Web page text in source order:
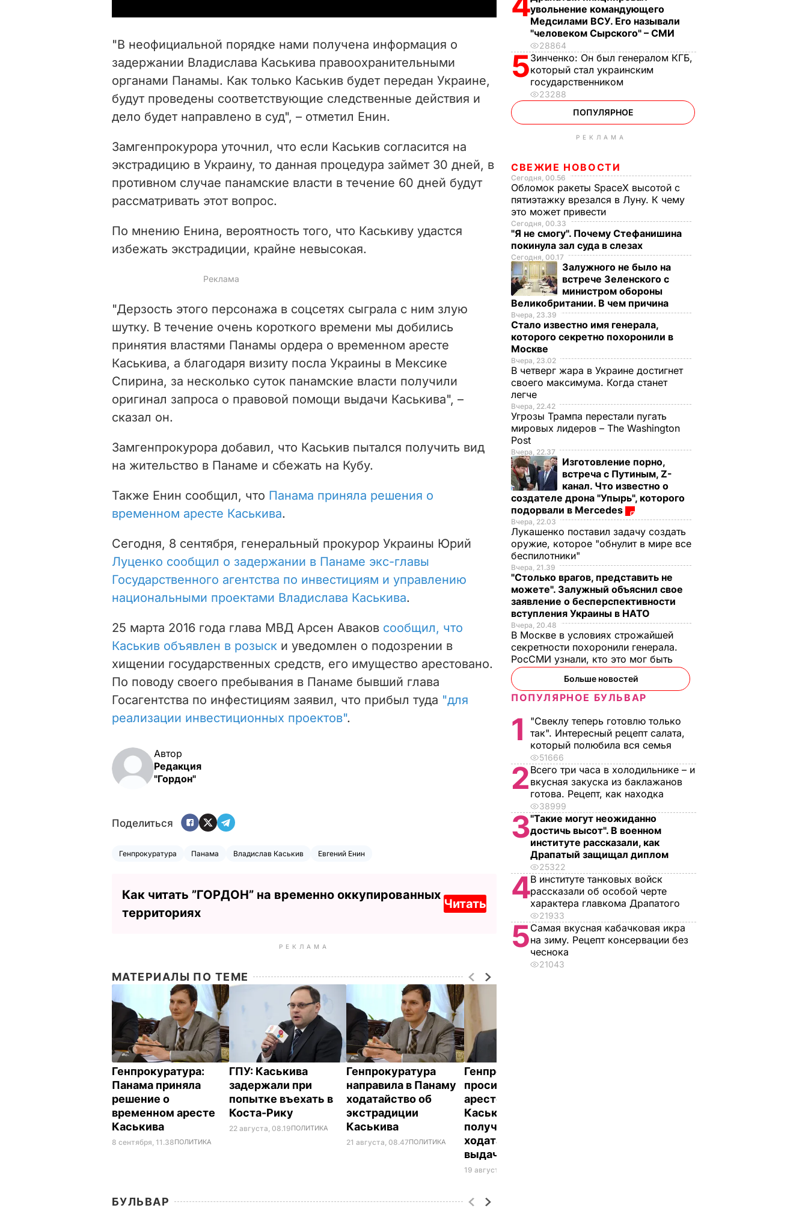
i
d
e
o
"В неофициальной порядке нами получена информация о
задержании Владислава Каськива правоохранительными
органами Панамы. Как только Каськив будет передан Украине,
будут проведены соответствующие следственные действия и
дело будет направлено в суд", – отметил Енин.
Замгенпрокурора уточнил, что если Каськив согласится на
экстрадицию в Украину, то данная процедура займет 30 дней, в
противном случае панамские власти в течение 60 дней будут
рассматривать этот вопрос.
По мнению Енина, вероятность того, что Каськиву удастся
избежать экстрадиции, крайне невысокая.
"Дерзость этого персонажа в соцсетях сыграла с ним злую
шутку. В течение очень короткого времени мы добились
принятия властями Панамы ордера о временном аресте
Каськива, а благодаря визиту посла Украины в Мексике
Спирина, за несколько суток панамские власти получили
оригинал запроса о правовой помощи выдачи Каськива", –
сказал он.
Замгенпрокурора добавил, что Каськив пытался получить вид
на жительство в Панаме и сбежать на Кубу.
Также Енин сообщил, что Панама приняла решения о
временном аресте Каськива.
Сегодня, 8 сентября, генеральный прокурор Украины Юрий
Луценко сообщил о задержании в Панаме экс-главы
Государственного агентства по инвестициям и управлению
национальными проектами Владислава Каськива.
25 марта 2016 года глава МВД Арсен Аваков сообщил, что
Каськив объявлен в розыск и уведомлен о подозрении в
хищении государственных средств, его имущество арестовано.
По поводу своего пребывания в Панаме бывший глава
Госагентства по инфестициям заявил, что прибыл туда "для
реализации инвестиционных проектов".
Автор
Редакция
"Гордон"
Поделиться
Генпрокуратура Панама Владислав Каськив Евгений Енин
Как читать ”ГОРДОН” на временно оккупированных
территориях
Читать
РЕКЛАМА
МАТЕРИАЛЫ ПО ТЕМЕ
Генпрокуратура:
Панама приняла
решение о
временном аресте
Каськива
8 сентября, 11.38ПОЛИТИКА
ГПУ: Каськива
задержали при
попытке въехать в
Коста-Рику
22 августа, 08.19ПОЛИТИКА
Генпрокуратура
направила в Панаму
ходатайство об
экстрадиции
Каськива
21 августа, 08.47ПОЛИТИКА
Генпрокуратура
просит Панаму
арестовать
Каськива до
получения
ходатайства о его
выдаче
19 августа, 08.49
БУЛЬВАР
увольнение командующего
Медсилами ВСУ. Его называли
"человеком Сырского" – СМИ
28864
5Зинченко: Он был генералом КГБ,
который стал украинским
государственником
23288
ПОПУЛЯРНОЕ
РЕКЛАМА
СВЕЖИЕ НОВОСТИ
Сегодня, 00.56
Обломок ракеты SpaceX высотой с
пятиэтажку врезался в Луну. К чему
это может привести
Сегодня, 00.33
"Я не смогу". Почему Стефанишина
покинула зал суда в слезах
Сегодня, 00.17
Залужного не было на
встрече Зеленского с
министром обороны
Великобритании. В чем причина
Вчера, 23.39
Стало известно имя генерала,
которого секретно похоронили в
Москве
Вчера, 23.02
В четверг жара в Украине достигнет
своего максимума. Когда станет
легче
Вчера, 22.42
Угрозы Трампа перестали пугать
мировых лидеров – The Washington
Post
Вчера, 22.37
Изготовление порно,
встреча с Путиным, Z-
канал. Что известно о
создателе дрона "Упырь", которого
подорвали в Mercedes
Вчера, 22.03
Лукашенко поставил задачу создать
оружие, которое "обнулит в мире все
беспилотники"
Вчера, 21.39
"Столько врагов, представить не
можете". Залужный объяснил свое
заявление о бесперспективности
вступления Украины в НАТО
Вчера, 20.48
В Москве в условиях строжайшей
секретности похоронили генерала.
РосСМИ узнали, кто это мог быть
Больше новостей
ПОПУЛЯРНОЕ БУЛЬВАР
1
"Свеклу теперь готовлю только
так". Интересный рецепт салата,
который полюбила вся семья
51666
2 Всего три часа в холодильнике – и
вкусная закуска из баклажанов
готова. Рецепт, как находка
38999
3"Такие могут неожиданно
достичь высот". В военном
институте рассказали, как
Драпатый защищал диплом
25322
4В институте танковых войск
рассказали об особой черте
характера главкома Драпатого
21933
5Самая вкусная кабачковая икра
на зиму. Рецепт консервации без
чеснока
21043